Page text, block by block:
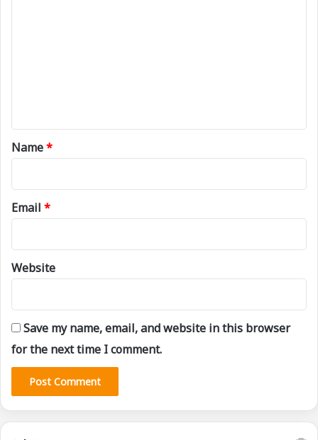
*
Name*
Email *
Website
Save my name, email, and website in this browser
for the next time I comment.